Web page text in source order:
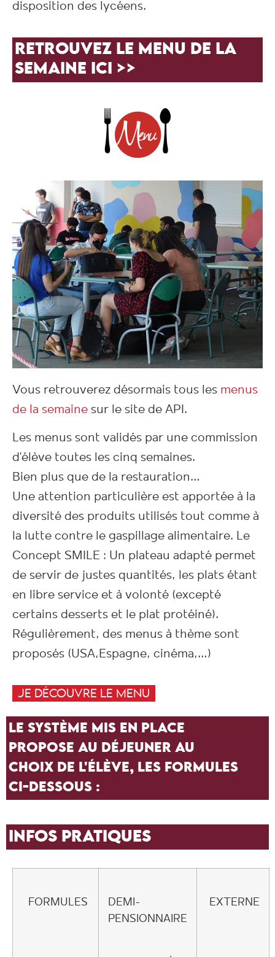
disposition des lycéens.
RETROUVEZ LE MENU DE LA
SEMAINE ICI >>
Vous retrouverez désormais tous les menus
de la semaine sur le site de API.
Les menus sont validés par une commission
d’élève toutes les cinq semaines.
Bien plus que de la restauration…
Une attention particulière est apportée à la
diversité des produits utilisés tout comme à
la lutte contre le gaspillage alimentaire. Le
Concept SMILE : Un plateau adapté permet
de servir de justes quantités, les plats étant
en libre service et à volonté (excepté
certains desserts et le plat protéiné).
Régulièrement, des menus à thème sont
proposés (USA,Espagne, cinéma,…)
JE DÉCOUVRE LE MENU
LE SYSTÈME MIS EN PLACE
PROPOSE AU DÉJEUNER AU
CHOIX DE L'ÉLÈVE, LES FORMULES
CI-DESSOUS :
INFOS PRATIQUES
FORMULES
DEMI-
PENSIONNAIRE
EXTERNE